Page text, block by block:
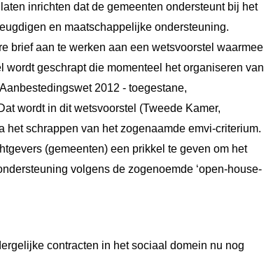
inrichten dat de gemeenten ondersteunt bij het
en maatschappelijke ondersteuning.
brief aan te werken aan een wetsvoorstel waarmee
geschrapt die momenteel het organiseren van
2012 - toegestane,
wordt in dit wetsvoorstel (Tweede Kamer,
het schrappen van het zogenaamde emvi-criterium.
(gemeenten) een prikkel te geven om het
volgens de zogenoemde ‘open-house-
contracten in het sociaal domein nu nog